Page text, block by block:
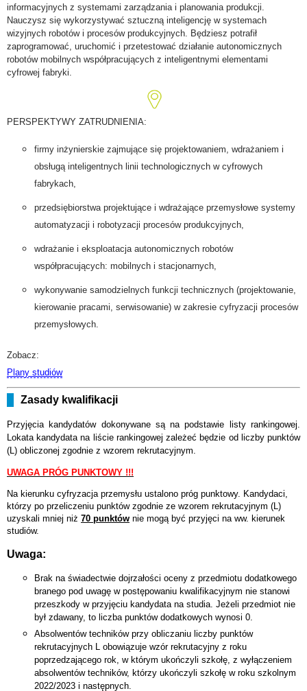
informacyjnych z systemami zarządzania i planowania produkcji.
Nauczysz się wykorzystywać sztuczną inteligencję w systemach
wizyjnych robotów i procesów produkcyjnych. Będziesz potrafił
zaprogramować, uruchomić i przetestować działanie autonomicznych
robotów mobilnych współpracujących z inteligentnymi elementami
cyfrowej fabryki.
PERSPEKTYWY ZATRUDNIENIA:
firmy inżynierskie zajmujące się projektowaniem, wdrażaniem i
obsługą inteligentnych linii technologicznych w cyfrowych
fabrykach,
przedsiębiorstwa projektujące i wdrażające przemysłowe systemy
automatyzacji i robotyzacji procesów produkcyjnych,
wdrażanie i eksploatacja autonomicznych robotów
współpracujących: mobilnych i stacjonarnych,
wykonywanie samodzielnych funkcji technicznych (projektowanie,
kierowanie pracami, serwisowanie) w zakresie cyfryzacji procesów
przemysłowych.
Zobacz:
Plany studiów
Zasady kwalifikacji
Przyjęcia kandydatów dokonywane są na podstawie listy rankingowej.
Lokata kandydata na liście rankingowej zależeć będzie od liczby punktów
(L) obliczonej zgodnie z wzorem rekrutacyjnym.
UWAGA PRÓG PUNKTOWY !!!
Na kierunku cyfryzacja przemysłu ustalono próg punktowy. Kandydaci,
którzy po przeliczeniu punktów zgodnie ze wzorem rekrutacyjnym (L)
uzyskali mniej niż 70 punktów nie mogą być przyjęci na ww. kierunek
studiów.
Uwaga:
Brak na świadectwie dojrzałości oceny z przedmiotu dodatkowego
branego pod uwagę w postępowaniu kwalifikacyjnym nie stanowi
przeszkody w przyjęciu kandydata na studia. Jeżeli przedmiot nie
był zdawany, to liczba punktów dodatkowych wynosi 0.
Absolwentów techników przy obliczaniu liczby punktów
rekrutacyjnych L obowiązuje wzór rekrutacyjny z roku
poprzedzającego rok, w którym ukończyli szkołę, z wyłączeniem
absolwentów techników, którzy ukończyli szkołę w roku szkolnym
2022/2023 i następnych.